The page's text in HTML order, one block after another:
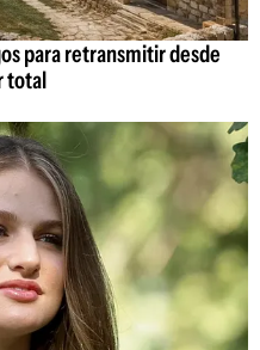
para retransmitir desde
total